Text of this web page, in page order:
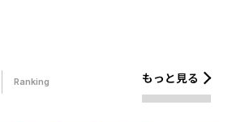
Ranking もっと見る